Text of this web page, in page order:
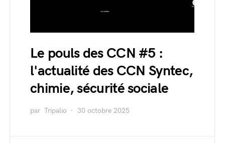
Le pouls des CCN #5 :
l'actualité des CCN Syntec,
chimie, sécurité sociale
par Tripalio 30 octobre 2025